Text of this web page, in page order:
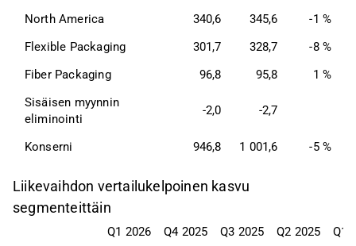
North America
340,6 345,6
-1 %
Flexible Packaging
301,7 328,7
-8 %
Fiber Packaging
96,8 95,8
1 %
Sisäisen myynnin
eliminointi
-2,0 -2,7
Konserni 946,8 1 001,6 -5 %
Liikevaihdon vertailukelpoinen kasvu
segmenteittäin
Q1 2026 Q4 2025 Q3 2025 Q2 2025
Q1